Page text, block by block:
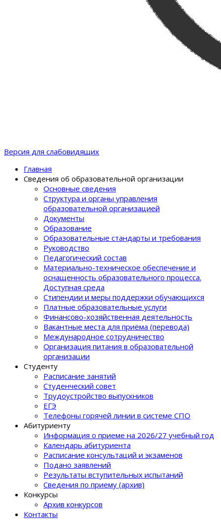
Версия для слабовидящих
Главная
Сведения об образовательной организации
Основные сведения
Структура и органы управления
образовательной организацией
Документы
Образование
Образовательные стандарты и требования
Руководство
Педагогический состав
Материально-техническое обеспечение и
оснащенность образовательного процеcса.
Доступная среда
Стипендии и меры поддержки обучающихся
Платные образовательные услуги
Финансово-хозяйственная деятельность
Вакантные места для приёма (перевода)
Международное сотрудничество
Организация питания в образовательной
организации
Студенту
Расписание занятий
Студенческий совет
Трудоустройство выпускников
ЕГЭ
Телефоны горячей линии в системе СПО
Абитуриенту
Информация о приеме на 2026/27 учебный год
Календарь абитуриента
Расписание консультаций и экзаменов
Подано заявлений
Результаты вступительных испытаний
Сведения по приему (архив)
Конкурсы
Архив конкурсов
Контакты